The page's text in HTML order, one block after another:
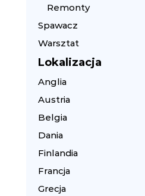
Remonty
Spawacz
Warsztat
Lokalizacja
Anglia
Austria
Belgia
Dania
Finlandia
Francja
Grecja